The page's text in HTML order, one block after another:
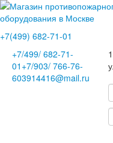
+7(499) 682-71-01
+7/499/ 682-71-
01 +7/903/ 766-76-
603914416@mail.ru